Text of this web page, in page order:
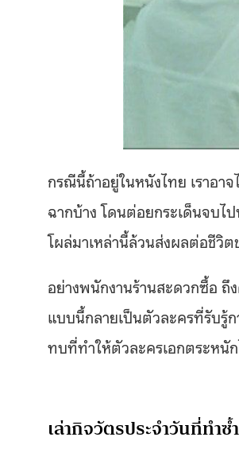
กรณีนี้ถ้าอยู่ในหนังไทย เราอา
ฉากบ้าง โดนต่อยกระเด็นจบไ
โผล่มาเหล่านี้ล้วนส่งผลต่อชีวิ
อย่างพนักงานร้านสะดวกซื้อ
แบบนี้กลายเป็นตัวละครที่รับรู้
ทบที่ทำให้ตัวละครเอกตระหนั
เล่ากิจวัตรประจำวันที่ทำ